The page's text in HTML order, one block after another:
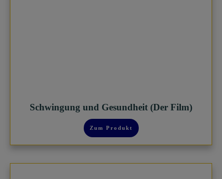
Schwingung und Gesundheit (Der Film)
Zum Produkt